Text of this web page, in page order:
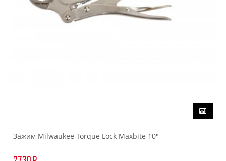
Зажим Milwaukee Torque Lock Maxbite 10"